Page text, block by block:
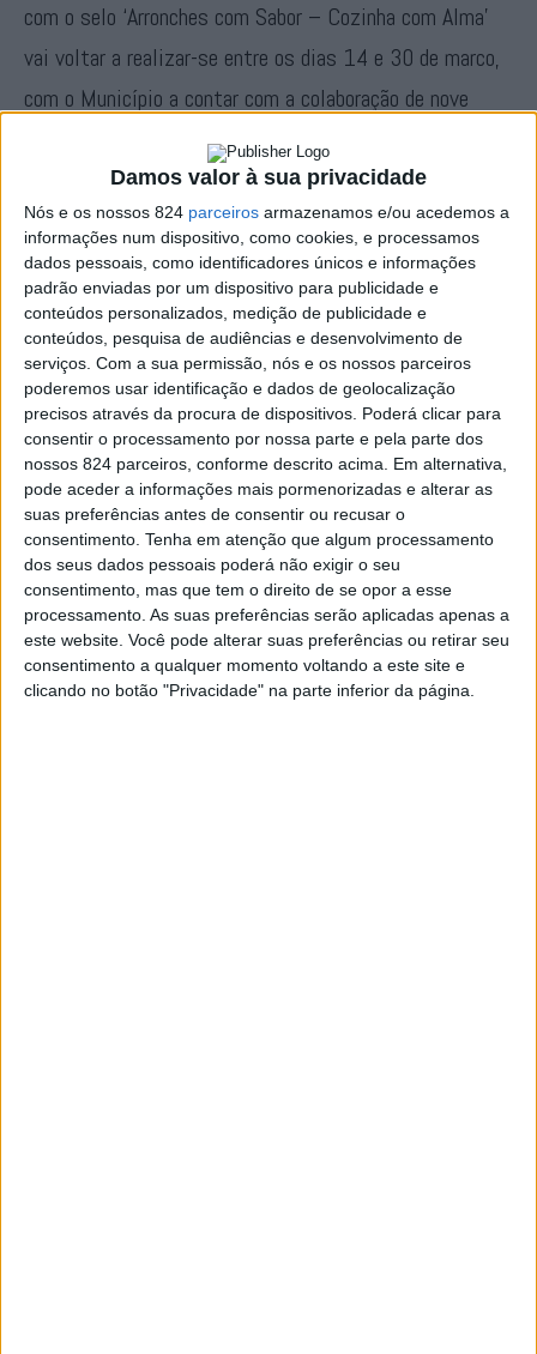
Damos valor à sua privacidade
Nós e os nossos 824 parceiros armazenamos e/ou acedemos a
informações num dispositivo, como cookies, e processamos
dados pessoais, como identificadores únicos e informações
padrão enviadas por um dispositivo para publicidade e
conteúdos personalizados, medição de publicidade e
conteúdos, pesquisa de audiências e desenvolvimento de
serviços. Com a sua permissão, nós e os nossos parceiros
poderemos usar identificação e dados de geolocalização
precisos através da procura de dispositivos. Poderá clicar para
consentir o processamento por nossa parte e pela parte dos
nossos 824 parceiros, conforme descrito acima. Em alternativa,
pode aceder a informações mais pormenorizadas e alterar as
suas preferências antes de consentir ou recusar o
consentimento. Tenha em atenção que algum processamento
dos seus dados pessoais poderá não exigir o seu
consentimento, mas que tem o direito de se opor a esse
processamento. As suas preferências serão aplicadas apenas a
este website. Você pode alterar suas preferências ou retirar seu
consentimento a qualquer momento voltando a este site e
clicando no botão "Privacidade" na parte inferior da página.
com o selo ‘Arronches com Sabor – Cozinha com Alma’
vai voltar a realizar-se entre os dias 14 e 30 de marco,
com o Município a contar com a colaboração de nove
restaurantes do concelho na dinamização da 8.ª
Quinzena Gastronómica do Porco, a primeira de várias
iniciativas que prometem fazer a delícias de quem tiver
a oportunidade de visitar estas terras do Alto Alentejo.
Os pratos à base de porco alentejano vão estar então
nas ementas de espaços como `A Cabana´, `A
Estalagem´, `Bar do Centro Cultural´, `Hotel Rural de
St. António´, `O Atlético´, `O Fosso´, `Sossega´, `O
Valentim´, todos na freguesia de Assunção, e de `O
Galinhas´ Entre as iguarias à disposição dos visitantes
dos referidos restaurantes estão pratos como `Arroz de
Burras c/Cogumelos Silvestres´, `Salada de Orelha
Grelhada´, `Presinhas d’Alguidar´, `Língua de Porco
Estufada´, `Leitão Assado´, `Iscas Tintas à Talisca´,